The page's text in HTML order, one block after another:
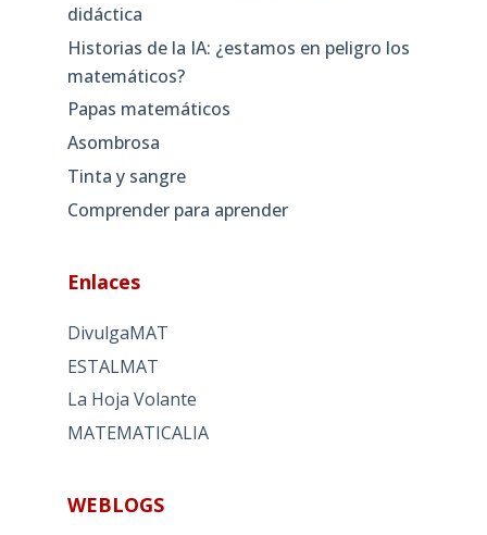
didáctica
Historias de la IA: ¿estamos en peligro los
matemáticos?
Papas matemáticos
Asombrosa
Tinta y sangre
Comprender para aprender
Enlaces
DivulgaMAT
ESTALMAT
La Hoja Volante
MATEMATICALIA
WEBLOGS